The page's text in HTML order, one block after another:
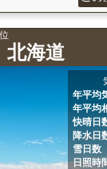
北海道
年平均
年平均
快晴日
降水日
雪日数
日照時